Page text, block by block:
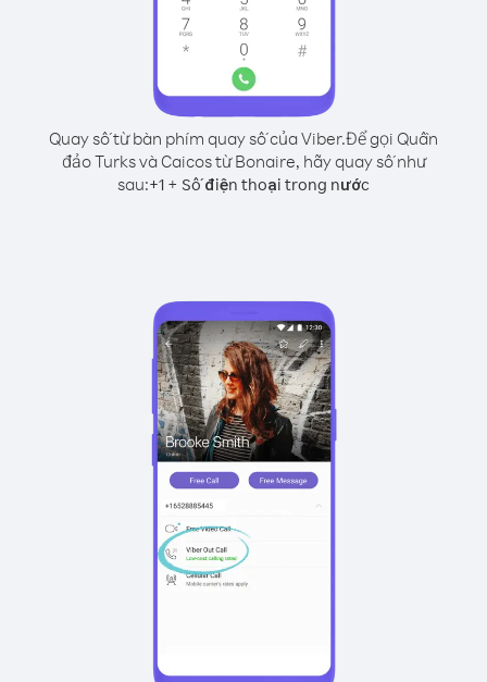
Quay số từ bàn phím quay số của Viber.Để gọi Quần
đảo Turks và Caicos từ Bonaire, hãy quay số như
sau:+1 + Số điện thoại trong nước